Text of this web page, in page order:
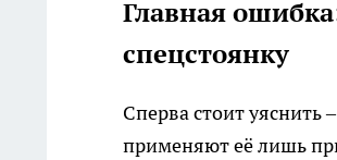
Главная
спецстоянку
Сперва стоит уяснить
применяют её лишь